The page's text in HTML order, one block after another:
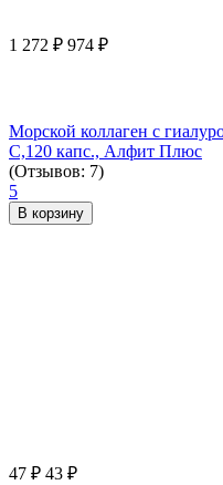
1 272 ₽ 974 ₽
Морской коллаген с
С,120 капс., Алфит Плюс
(Отзывов: 7)
5
В корзину
47 ₽ 43 ₽